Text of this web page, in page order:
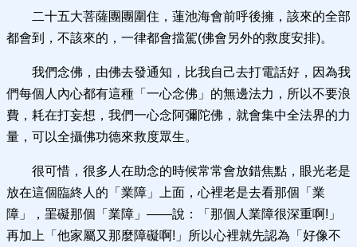
二十五大菩薩團團圍住，蓮池海會前呼後擁，該來的全部
都會到，不該來的，一律都會擋駕(佛會另外的救度安排)。
我們念佛，由佛去發通知，比我自己去打電話好，因為我
們每個人內心都有這種「一心念佛」的無邊法力，所以不要浪
費，耗在打妄想，我們一心念阿彌陀佛，就會集中全法界的力
量，可以全攝佛功德來救度眾生。
很可惜，很多人在助念的時候常常會放錯焦點，眼光老是
放在這個臨終人的「業障」上面，心裡老是去看那個「業
障」，罣礙那個「業障」——說：「那個人業障很深重啊!」
再加上「他家屬又那麼障礙啊!」所以心裡就先認為「好像不